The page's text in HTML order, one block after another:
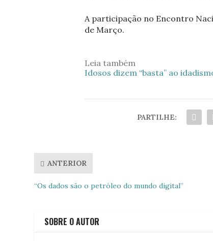
A participação no Encontro
de Março.
Leia também
Idosos dizem “basta” ao
PARTILHE:
ANTERIOR
“Os dados são o petróleo do mundo digital”
SOBRE O AUTOR